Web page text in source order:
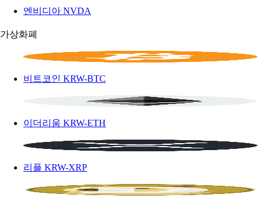
엔비디아 NVDA
가상화폐
비트코인 KRW-BTC
이더리움 KRW-ETH
리플 KRW-XRP